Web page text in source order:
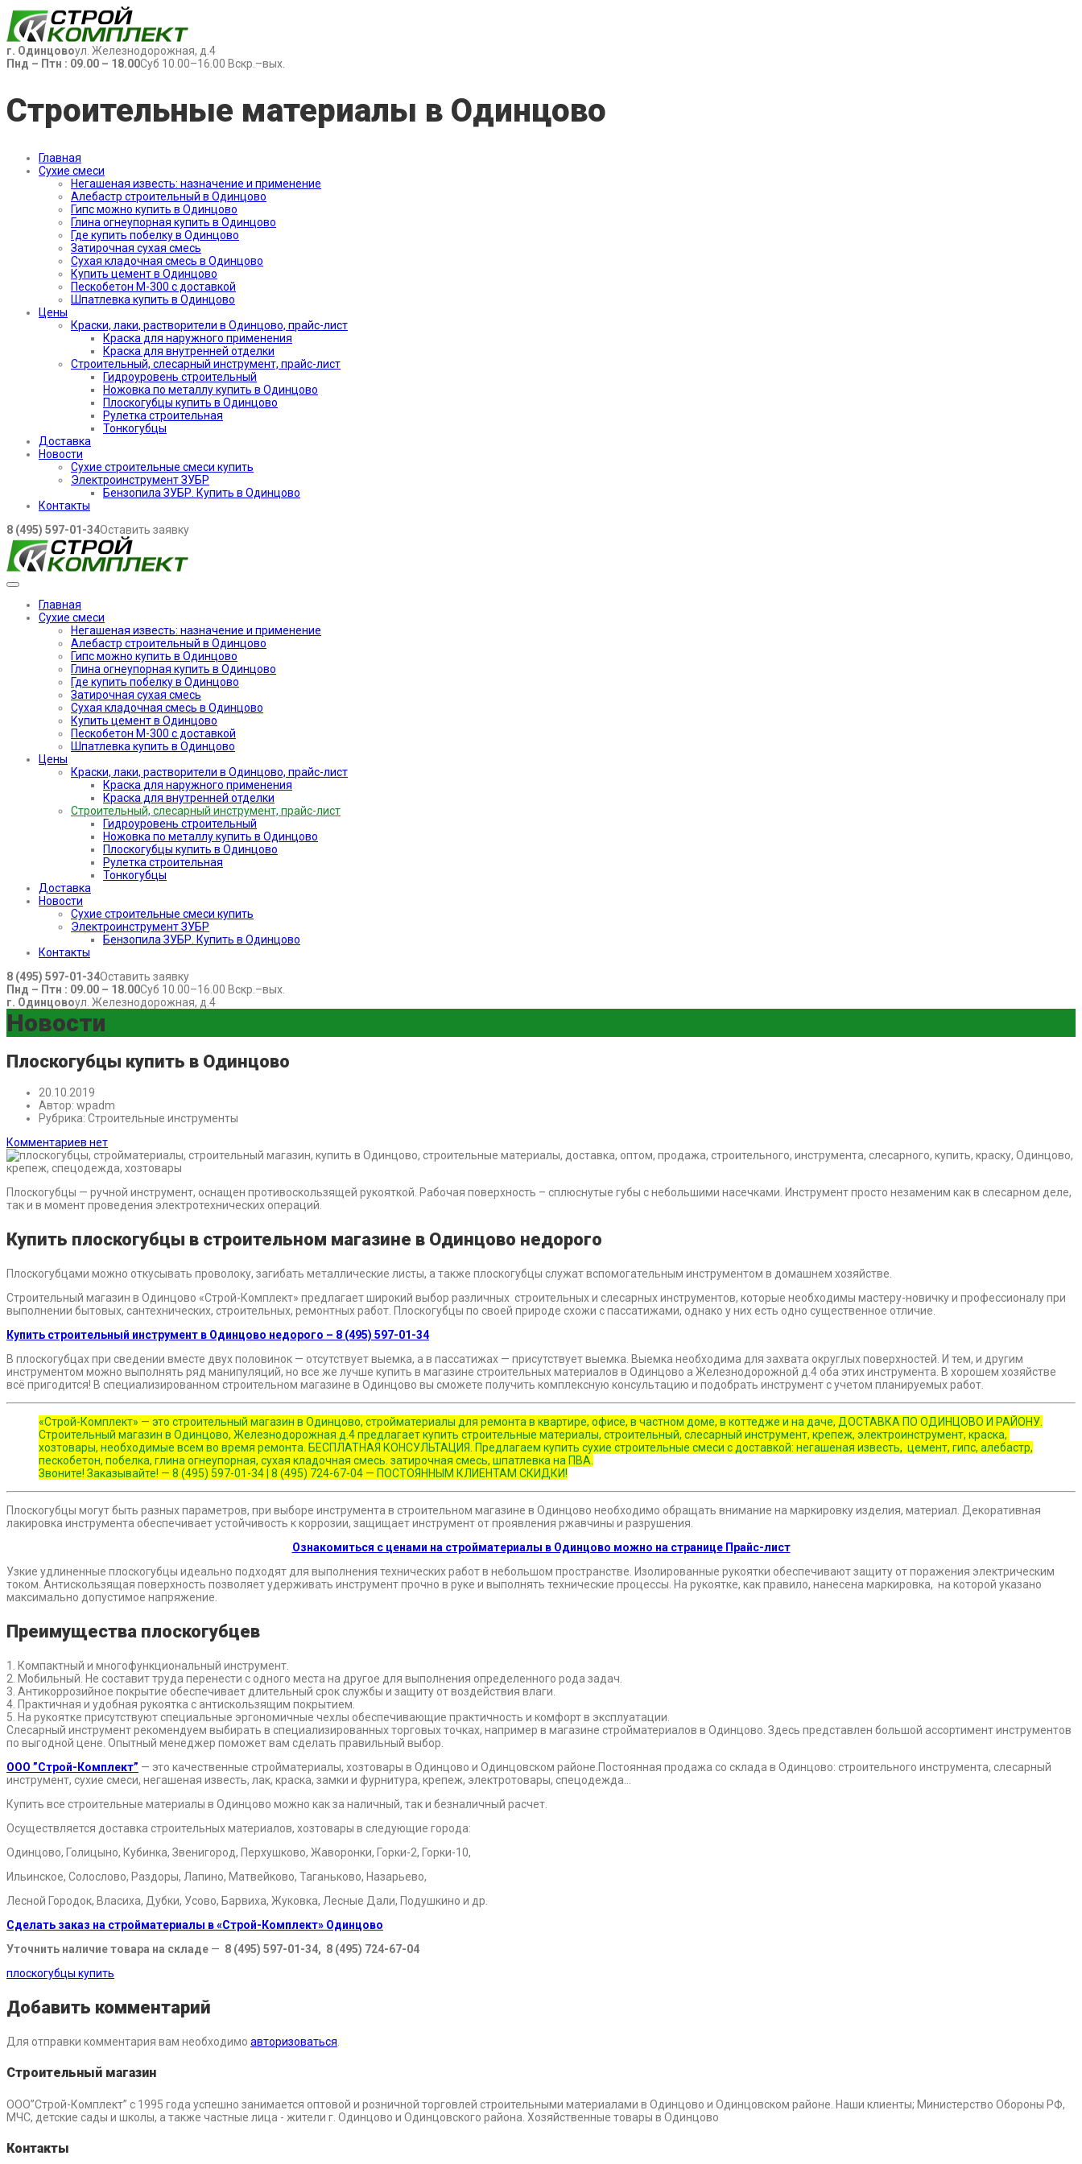
г. Одинцовоул. Железнодорожная, д.4
Пнд – Птн : 09.00 – 18.00Суб 10.00–16.00 Вскр.–вых.
Строительные материалы в Одинцово
Главная
Сухие смеси
Негашеная известь: назначение и применение
Алебастр строительный в Одинцово
Гипс можно купить в Одинцово
Глина огнеупорная купить в Одинцово
Где купить побелку в Одинцово
Затирочная сухая смесь
Сухая кладочная смесь в Одинцово
Купить цемент в Одинцово
Пескобетон М-300 с доставкой
Шпатлевка купить в Одинцово
Цены
Краски, лаки, растворители в Одинцово, прайс-лист
Краска для наружного применения
Краска для внутренней отделки
Строительный, слесарный инструмент, прайс-лист
Гидроуровень строительный
Ножовка по металлу купить в Одинцово
Плоскогубцы купить в Одинцово
Рулетка строительная
Тонкогубцы
Доставка
Новости
Сухие строительные смеси купить
Электроинструмент ЗУБР
Бензопила ЗУБР. Купить в Одинцово
Контакты
8 (495) 597-01-34Оставить заявку
Главная
Сухие смеси
Негашеная известь: назначение и применение
Алебастр строительный в Одинцово
Гипс можно купить в Одинцово
Глина огнеупорная купить в Одинцово
Где купить побелку в Одинцово
Затирочная сухая смесь
Сухая кладочная смесь в Одинцово
Купить цемент в Одинцово
Пескобетон М-300 с доставкой
Шпатлевка купить в Одинцово
Цены
Краски, лаки, растворители в Одинцово, прайс-лист
Краска для наружного применения
Краска для внутренней отделки
Строительный, слесарный инструмент, прайс-лист
Гидроуровень строительный
Ножовка по металлу купить в Одинцово
Плоскогубцы купить в Одинцово
Рулетка строительная
Тонкогубцы
Доставка
Новости
Сухие строительные смеси купить
Электроинструмент ЗУБР
Бензопила ЗУБР. Купить в Одинцово
Контакты
8 (495) 597-01-34Оставить заявку
Пнд – Птн : 09.00 – 18.00Суб 10.00–16.00 Вскр.–вых.
г. Одинцовоул. Железнодорожная, д.4
Новости
Плоскогубцы купить в Одинцово
20.10.2019
Автор: wpadm
Рубрика: Строительные инструменты
Комментариев нет
Плоскогубцы — ручной инструмент, оснащен противоскользящей рукояткой. Рабочая поверхность – сплюснутые губы с небольшими насечками. Инструмент просто незаменим как в слесарном деле,
так и в момент проведения электротехнических операций.
Купить плоскогубцы в строительном магазине в Одинцово недорого
Плоскогубцами можно откусывать проволоку, загибать металлические листы, а также плоскогубцы служат вспомогательным инструментом в домашнем хозяйстве.
Строительный магазин в Одинцово «Строй-Комплект» предлагает широкий выбор различных строительных и слесарных инструментов, которые необходимы мастеру-новичку и профессионалу при
выполнении бытовых, сантехнических, строительных, ремонтных работ. Плоскогубцы по своей природе схожи с пассатижами, однако у них есть одно существенное отличие.
Купить строительный инструмент в Одинцово недорого – 8 (495) 597-01-34
В плоскогубцах при сведении вместе двух половинок — отсутствует выемка, а в пассатижах — присутствует выемка. Выемка необходима для захвата округлых поверхностей. И тем, и другим
инструментом можно выполнять ряд манипуляций, но все же лучше купить в магазине строительных материалов в Одинцово а Железнодорожной д.4 оба этих инструмента. В хорошем хозяйстве
всё пригодится! В специализированном строительном магазине в Одинцово вы сможете получить комплексную консультацию и подобрать инструмент с учетом планируемых работ.
«Строй-Комплект» — это строительный магазин в Одинцово, стройматериалы для ремонта в квартире, офисе, в частном доме, в коттедже и на даче, ДОСТАВКА ПО ОДИНЦОВО И РАЙОНУ.
Строительный магазин в Одинцово, Железнодорожная д.4 предлагает купить строительные материалы, строительный, слесарный инструмент, крепеж, электроинструмент, краска,
хозтовары, необходимые всем во время ремонта. БЕСПЛАТНАЯ КОНСУЛЬТАЦИЯ. Предлагаем купить сухие строительные смеси с доставкой: негашеная известь, цемент, гипс, алебастр,
пескобетон, побелка, глина огнеупорная, сухая кладочная смесь. затирочная смесь, шпатлевка на ПВА.
Звоните! Заказывайте! — 8 (495) 597-01-34 | 8 (495) 724-67-04 — ПОСТОЯННЫМ КЛИЕНТАМ СКИДКИ!
Плоскогубцы могут быть разных параметров, при выборе инструмента в строительном магазине в Одинцово необходимо обращать внимание на маркировку изделия, материал. Декоративная
лакировка инструмента обеспечивает устойчивость к коррозии, защищает инструмент от проявления ржавчины и разрушения.
Ознакомиться с ценами на стройматериалы в Одинцово можно на странице Прайс-лист
Узкие удлиненные плоскогубцы идеально подходят для выполнения технических работ в небольшом пространстве. Изолированные рукоятки обеспечивают защиту от поражения электрическим
током. Антискользящая поверхность позволяет удерживать инструмент прочно в руке и выполнять технические процессы. На рукоятке, как правило, нанесена маркировка, на которой указано
максимально допустимое напряжение.
Преимущества плоскогубцев
1. Компактный и многофункциональный инструмент.
2. Мобильный. Не составит труда перенести с одного места на другое для выполнения определенного рода задач.
3. Антикоррозийное покрытие обеспечивает длительный срок службы и защиту от воздействия влаги.
4. Практичная и удобная рукоятка с антискользящим покрытием.
5. На рукоятке присутствуют специальные эргономичные чехлы обеспечивающие практичность и комфорт в эксплуатации.
Слесарный инструмент рекомендуем выбирать в специализированных торговых точках, например в магазине стройматериалов в Одинцово. Здесь представлен большой ассортимент инструментов
по выгодной цене. Опытный менеджер поможет вам сделать правильный выбор.
ООО ”Строй-Комплект” — это качественные стройматериалы, хозтовары в Одинцово и Одинцовском районе.Постоянная продажа со склада в Одинцово: строительного инструмента, слесарный
инструмент, сухие смеси, негашеная известь, лак, краска, замки и фурнитура, крепеж, электротовары, спецодежда…
Купить все строительные материалы в Одинцово можно как за наличный, так и безналичный расчет.
Осуществляется доставка строительных материалов, хозтовары в следующие города:
Одинцово, Голицыно, Кубинка, Звенигород, Перхушково, Жаворонки, Горки-2, Горки-10,
Ильинское, Солослово, Раздоры, Лапино, Матвейково, Таганьково, Назарьево,
Лесной Городок, Власиха, Дубки, Усово, Барвиха, Жуковка, Лесные Дали, Подушкино и др.
Сделать заказ на стройматериалы в «Строй-Комплект» Одинцово
Уточнить наличие товара на складе — 8 (495) 597-01-34, 8 (495) 724-67-04
плоскогубцы купить
Добавить комментарий
Для отправки комментария вам необходимо авторизоваться
Строительный магазин
ООО”Строй-Комплект” с 1995 года успешно занимается оптовой и розничной торговлей строительными материалами в Одинцово и Одинцовском районе. Наши клиенты; Министерство Обороны РФ,
МЧС, детские сады и школы, а также частные лица - жители г. Одинцово и Одинцовского района. Хозяйственные товары в Одинцово
Контакты